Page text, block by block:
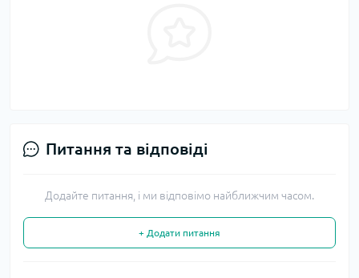
Питання та відповіді
Додайте питання, і ми відповімо найближчим часом.
+ Додати питання